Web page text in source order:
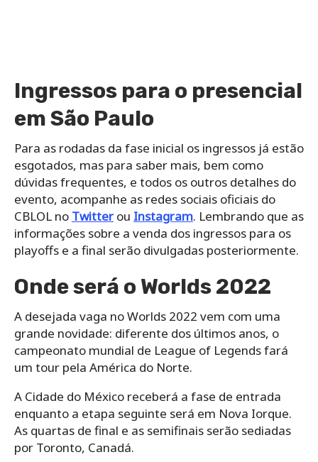
Ingressos para o presencial
em São Paulo
Para as rodadas da fase inicial os ingressos já estão
esgotados, mas para saber mais, bem como
dúvidas frequentes, e todos os outros detalhes do
evento, acompanhe as redes sociais oficiais do
CBLOL no Twitter ou Instagram. Lembrando que as
informações sobre a venda dos ingressos para os
playoffs e a final serão divulgadas posteriormente.
Onde será o Worlds 2022
A desejada vaga no Worlds 2022 vem com uma
grande novidade: diferente dos últimos anos, o
campeonato mundial de League of Legends fará
um tour pela América do Norte.
A Cidade do México receberá a fase de entrada
enquanto a etapa seguinte será em Nova Iorque.
As quartas de final e as semifinais serão sediadas
por Toronto, Canadá.